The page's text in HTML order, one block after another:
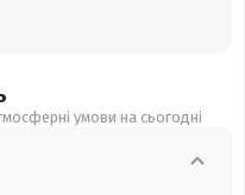
умови на сьогодні